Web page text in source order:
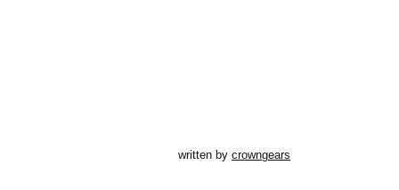
written by crowngears